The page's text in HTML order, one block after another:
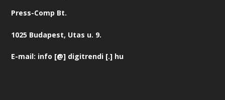
Press-Comp Bt.
1025 Budapest, Utas u. 9.
E-mail: info [@] digitrendi [.] hu